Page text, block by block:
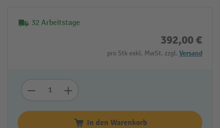
32 Arbeitstage
392,00 €
pro Stk exkl. MwSt. zzgl. Versand
In den Warenkorb